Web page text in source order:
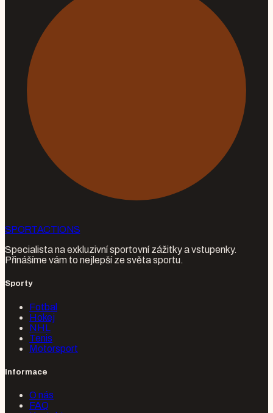
SPORTACTIONS
Specialista na exkluzivní sportovní zážitky a vstupenky.
Přinášíme vám to nejlepší ze světa sportu.
Sporty
Fotbal
Hokej
NHL
Tenis
Motorsport
Informace
O nás
FAQ